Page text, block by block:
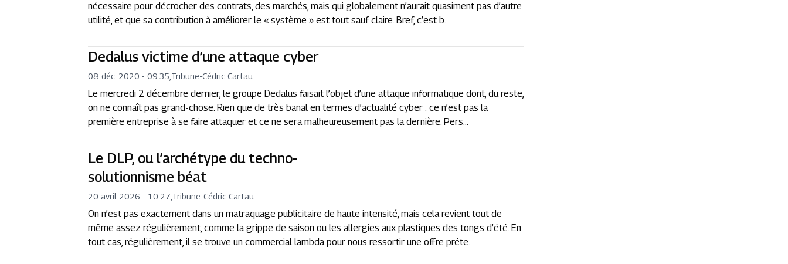
nécessaire pour décrocher des contrats, des marchés, mais qui globalement n’aurait quasiment pas d’autre
utilité, et que sa contribution à améliorer le « système » est tout sauf claire. Bref, c’est b...
Dedalus victime d’une attaque cyber
08 déc. 2020 - 09:35 Tribune-Cédric Cartau
Le mercredi 2 décembre dernier, le groupe Dedalus faisait l’objet d’une attaque informatique dont, du reste,
on ne connaît pas grand-chose. Rien que de très banal en termes d’actualité cyber : ce n’est pas la
première entreprise à se faire attaquer et ce ne sera malheureusement pas la dernière. Pers...
Le DLP, ou l’archétype du techno-
solutionnisme béat
20 avril 2026 - 10:27 Tribune-Cédric Cartau
On n’est pas exactement dans un matraquage publicitaire de haute intensité, mais cela revient tout de
même assez régulièrement, comme la grippe de saison ou les allergies aux plastiques des tongs d’été. En
tout cas, régulièrement, il se trouve un commercial lambda pour nous ressortir une offre préte...